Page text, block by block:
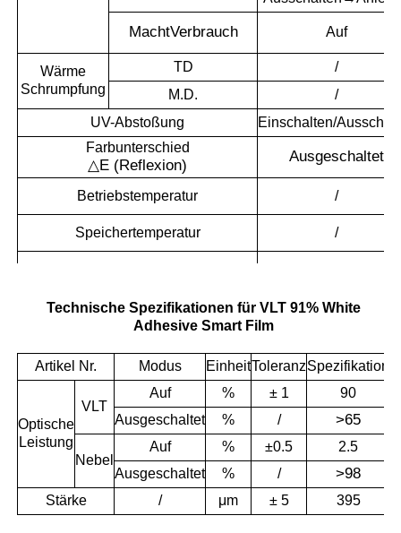
MachtVerbrauch Auf
Wärme
Schrumpfung
TD
/
M.D.
/
UV-Abstoßung
Einschalten/
Farbunterschied
△E (Reflexion)
Ausgeschaltet
Betriebstemperatur /
Speichertemperatur /
Lebensdauer Auf
Technische Spezifikationen für VLT 91% White
Adhesive Smart Film
Artikel Nr. Modus EinheitToleranzSpezifikation
Optische
Leistung
VLT
Auf % ± 1
90
Ausgeschaltet
% / >65
Nebel
Auf % ±0.5
2.5
Ausgeschaltet
% / >98
Stärke / μm ± 5 395